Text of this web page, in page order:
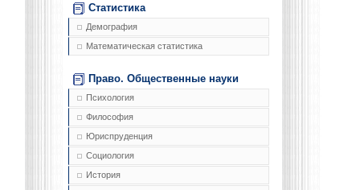
Статистика
Демография
Математическая статистика
Право. Общественные науки
Психология
Философия
Юриспруденция
Социология
История